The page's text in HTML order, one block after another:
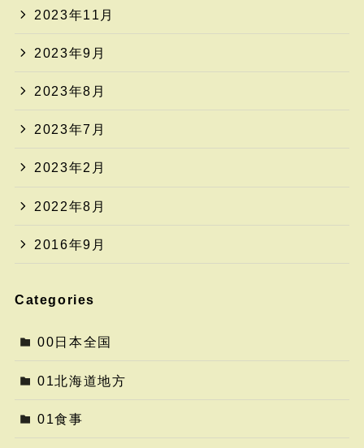
2023年11月
2023年9月
2023年8月
2023年7月
2023年2月
2022年8月
2016年9月
Categories
00日本全国
01北海道地方
01食事